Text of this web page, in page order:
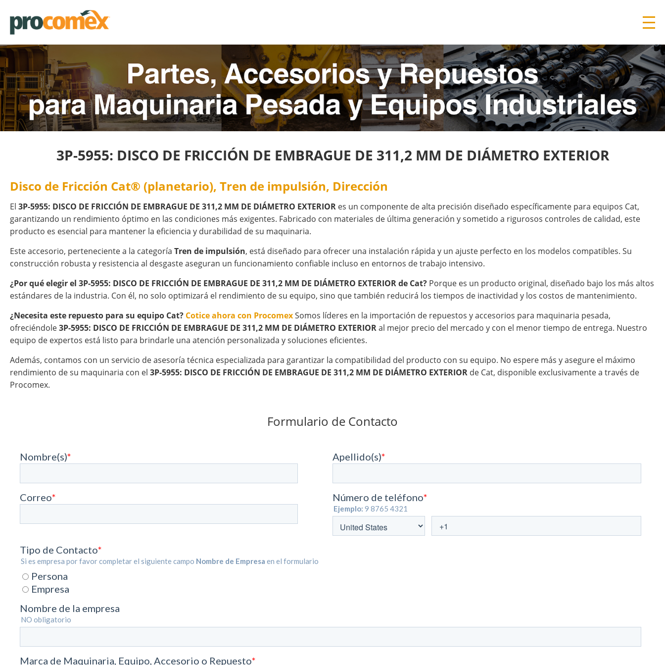
3P-5955: DISCO DE FRICCIÓN DE EMBRAGUE DE 311,2 MM DE DIÁMETRO EXTERIOR
Disco de Fricción Cat® (planetario), Tren de impulsión, Dirección
El 3P-5955: DISCO DE FRICCIÓN DE EMBRAGUE DE 311,2 MM DE DIÁMETRO EXTERIOR es un componente de alta precisión diseñado específicamente para equipos Cat,
garantizando un rendimiento óptimo en las condiciones más exigentes. Fabricado con materiales de última generación y sometido a rigurosos controles de calidad, este
producto es esencial para mantener la eficiencia y durabilidad de su maquinaria.
Este accesorio, perteneciente a la categoría Tren de impulsión, está diseñado para ofrecer una instalación rápida y un ajuste perfecto en los modelos compatibles. Su
construcción robusta y resistencia al desgaste aseguran un funcionamiento confiable incluso en entornos de trabajo intensivo.
¿Por qué elegir el 3P-5955: DISCO DE FRICCIÓN DE EMBRAGUE DE 311,2 MM DE DIÁMETRO EXTERIOR de Cat? Porque es un producto original, diseñado bajo los más altos
estándares de la industria. Con él, no solo optimizará el rendimiento de su equipo, sino que también reducirá los tiempos de inactividad y los costos de mantenimiento.
¿Necesita este repuesto para su equipo Cat? Cotice ahora con ProcomexSomos líderes en la importación de repuestos y accesorios para maquinaria pesada,
ofreciéndole3P-5955: DISCO DE FRICCIÓN DE EMBRAGUE DE 311,2 MM DE DIÁMETRO EXTERIORal mejor precio del mercado y con el menor tiempo de entrega. Nuestro
equipo de expertos está listo para brindarle una atención personalizada y soluciones eficientes.
Además, contamos con un servicio de asesoría técnica especializada para garantizar la compatibilidad del producto con su equipo. No espere más y asegure el máximo
rendimiento de su maquinaria con el 3P-5955: DISCO DE FRICCIÓN DE EMBRAGUE DE 311,2 MM DE DIÁMETRO EXTERIOR de Cat, disponible exclusivamente a través de
Procomex.
Formulario de Contacto